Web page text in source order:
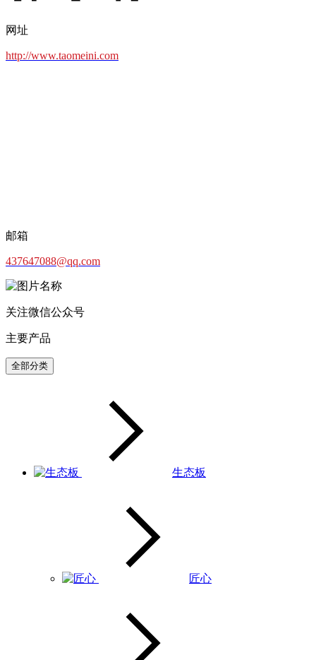
网址
http://www.taomeini.com
邮箱
437647088@qq.com
关注微信公众号
主要产品
全部分类
生态板
匠心